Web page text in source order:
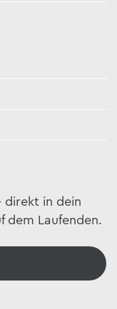
direkt in dein
dem Laufenden.